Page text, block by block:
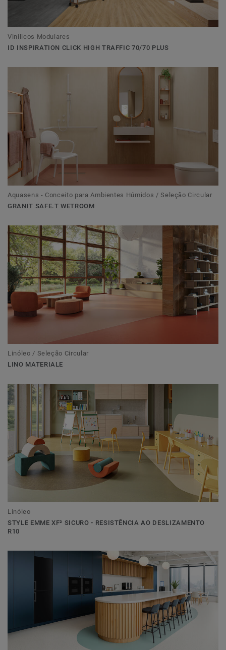
Vinilicos Modulares
ID INSPIRATION CLICK HIGH TRAFFIC 70/70 PLUS
Aquasens - Conceito para Ambientes Húmidos / Seleção Circular
GRANIT SAFE.T WETROOM
Linóleo / Seleção Circular
LINO MATERIALE
Linóleo
STYLE EMME XF² SICURO - RESISTÊNCIA AO DESLIZAMENTO
R10